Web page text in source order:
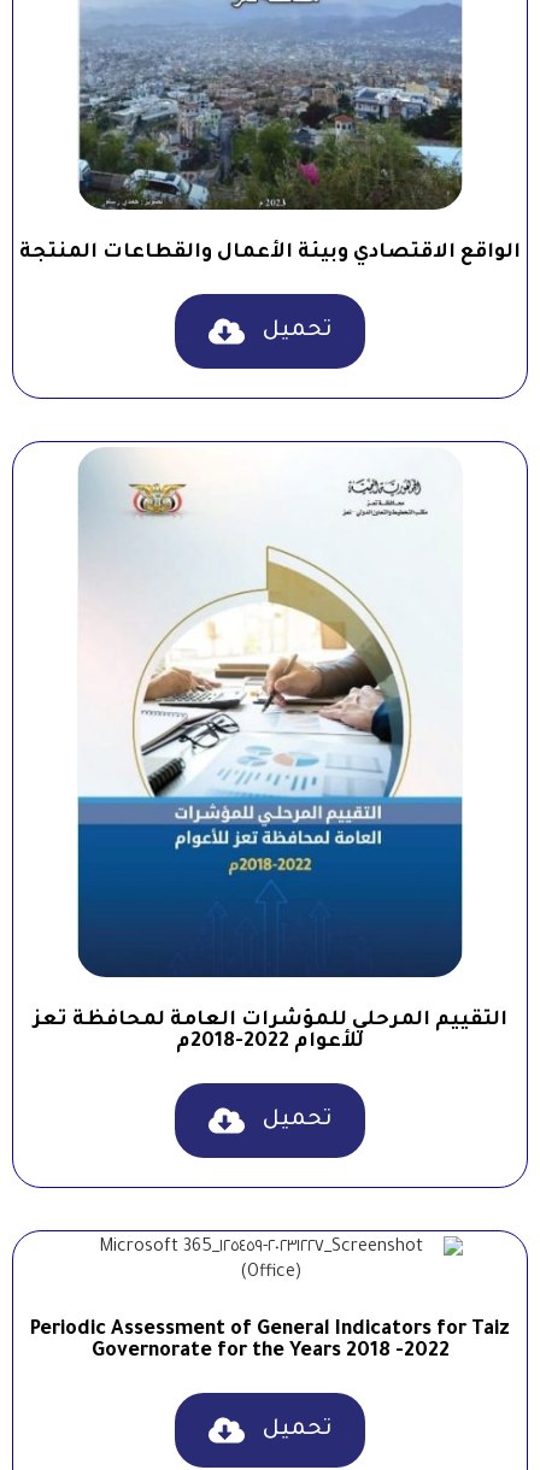
الواقع الاقتصادي وبيئة الأعمال والقطاعات المنتجة
تحميل
التقييم المرحلي للمؤشرات العامة لمحافظة تعز
للأعوام 2022-2018م
تحميل
Periodic Assessment of General Indicators for Taiz
Governorate for the Years 2018 -2022
تحميل